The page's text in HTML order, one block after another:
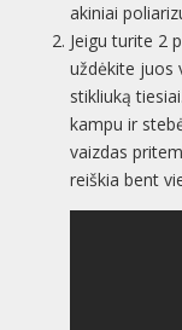
akiniai
Jeigu turite 2
uždėkite juos
stikliuką
kampu ir
vaizdas
reiškia bent